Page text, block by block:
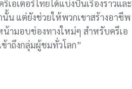
อเตอร์ไทยได้แบ่งปันเรื่องราวและ
น แต่ยังช่วยให้พวกเขาสร้างอาชีพ
น้ามอบช่องทางใหม่ๆ สำหรับครีเอ
ข้าถึงกลุ่มผู้ชมทั่วโลก”